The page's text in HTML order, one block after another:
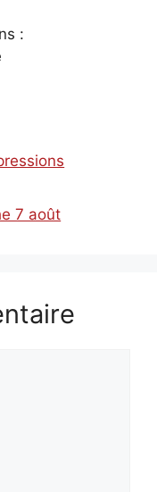
:
7 août